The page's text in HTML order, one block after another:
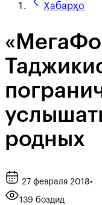
Хабарҳо
родных
27 февраля 2018•
139 боздид